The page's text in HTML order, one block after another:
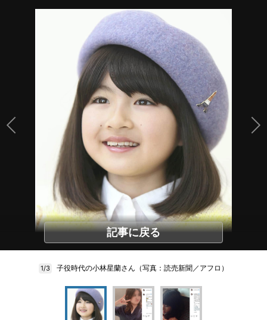
記事に戻る
1/3 子役時代の小林星蘭さん（写真：読売新聞／アフロ）